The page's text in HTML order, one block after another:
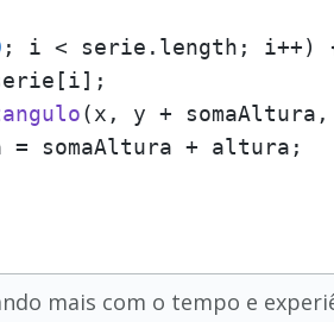
; i < serie. length ; i++)
(x, y + somaAltura,
= somaAltura + altura;
mais com o tempo e